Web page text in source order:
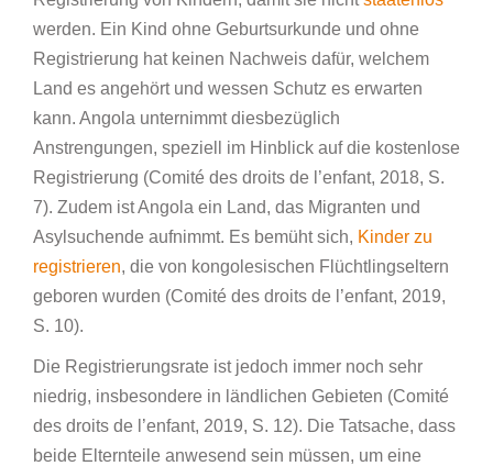
werden. Ein Kind ohne Geburtsurkunde und ohne
Registrierung hat keinen Nachweis dafür, welchem
Land es angehört und wessen Schutz es erwarten
kann. Angola unternimmt diesbezüglich
Anstrengungen, speziell im Hinblick auf die kostenlose
Registrierung (Comité des droits de l’enfant, 2018, S.
7). Zudem ist Angola ein Land, das Migranten und
Asylsuchende aufnimmt. Es bemüht sich, Kinder zu
registrieren, die von kongolesischen Flüchtlingseltern
geboren wurden (Comité des droits de l’enfant, 2019,
S. 10).
Die Registrierungsrate ist jedoch immer noch sehr
niedrig, insbesondere in ländlichen Gebieten (Comité
des droits de l’enfant, 2019, S. 12). Die Tatsache, dass
beide Elternteile anwesend sein müssen, um eine